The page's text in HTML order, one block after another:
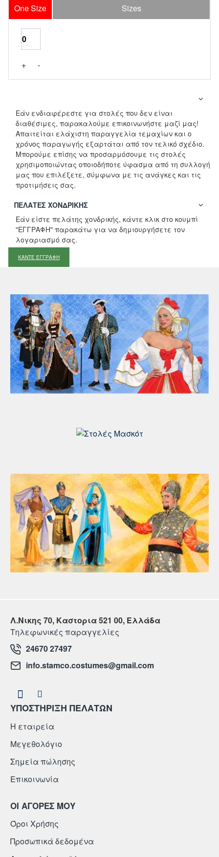
One Size
Sizes
+ -
Εάν ενδιαφέρεστε για στολές που δεν είναι
διαθέσιμες, παρακαλούμε επικοινωνήστε μαζί μας!
Απαιτείται ελάχιστη παραγγελία τεμαχίων και ο
χρόνος παραγωγής εξαρτάται από τον τελικό σχέδιο.
Μπορούμε επίσης να προσαρμόσουμε τις στολές
χρησιμοποιώντας οποιοδήποτε ύφασμα από τη συλλογή
μας που επιλέξετε, σύμφωνα με τις ανάγκες και τις
προτιμήσεις σας.
ΠΕΛΆΤΕΣ ΧΟΝΔΡΙΚΉΣ
Εάν είστε πελάτης χονδρικής, κάντε κλικ στο κουμπί
"ΕΓΓΡΑΦΗ" παρακάτω για να δημιουργήσετε τον
λογαριασμό σας.
ΚΑΝΤΕ ΕΓΓΡΑΦΗ
Λ.Νικης 70, Καστορια 521 00, Ελλάδα
Τηλεφωνικές παραγγελίες
24670 27497
info.stamco.costumes@gmail.com
ΥΠΟΣΤΗΡΙΞΗ ΠΕΛΑΤΩΝ
Η εταιρεία
Μεγεθολόγιο
Σημεία πώλησης
Επικοινωνία
ΟΙ ΑΓΟΡΕΣ ΜΟΥ
Όροι Χρήσης
Προσωπικά δεδομένα